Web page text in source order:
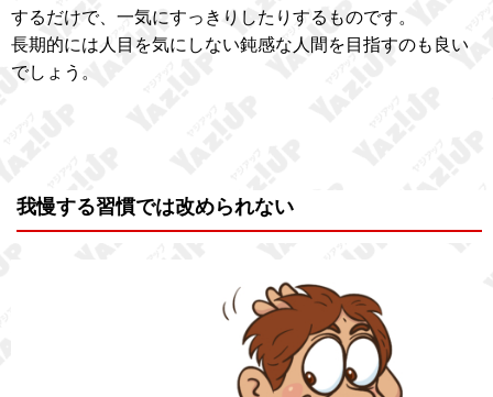
するだけで、一気にすっきりしたりするものです。
長期的には人目を気にしない鈍感な人間を目指すのも良い
でしょう。
我慢する習慣では改められない